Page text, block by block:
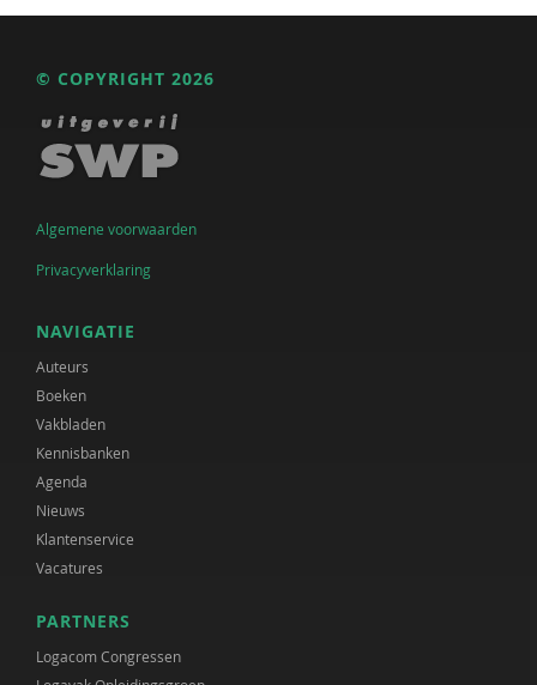
© COPYRIGHT 2026
Algemene voorwaarden
Privacyverklaring
NAVIGATIE
Auteurs
Boeken
Vakbladen
Kennisbanken
Agenda
Nieuws
Klantenservice
Vacatures
PARTNERS
Logacom Congressen